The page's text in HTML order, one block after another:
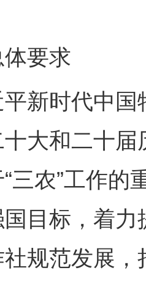
要求
时代中国
大和二十
三农”工作
目标，着
规范发展